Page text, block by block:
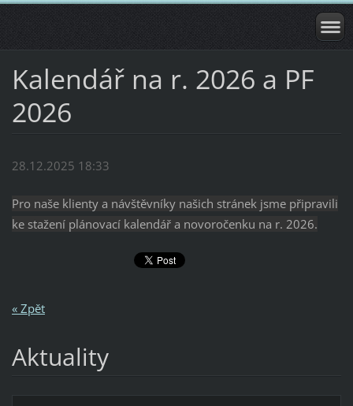
Kalendář na r. 2026 a PF
2026
28.12.2025 18:33
Pro naše klienty a návštěvníky našich stránek jsme připravili
ke stažení plánovací kalendář a novoročenku na r. 2026.
« Zpět
Aktuality